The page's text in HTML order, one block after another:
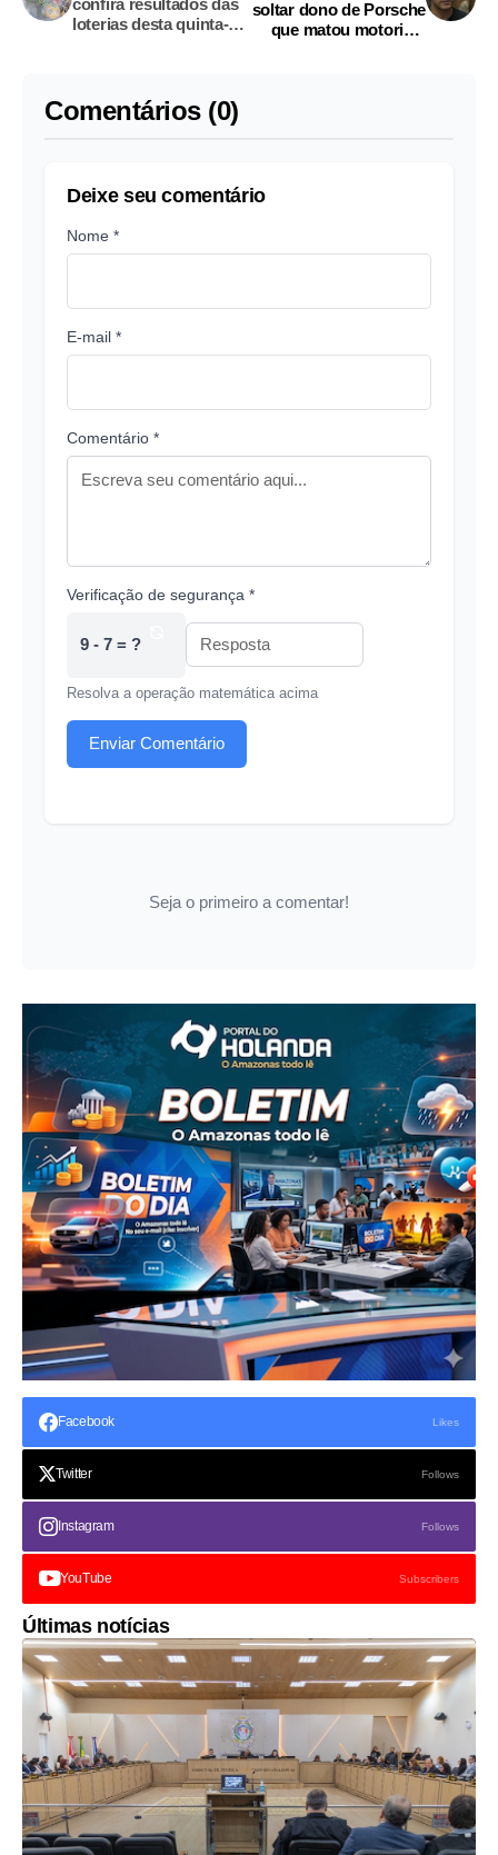
loterias desta quinta-
soltar dono de Porsche
que matou motorista
Comentários (0)
Deixe seu comentário
Nome *
E-mail *
Comentário *
Verificação de segurança *
9 - 7 = ?
Resolva a operação matemática acima
Enviar Comentário
Seja o primeiro a comentar!
Facebook Likes
Twitter Follows
Instagram Follows
YouTube Subscribers
Últimas notícias